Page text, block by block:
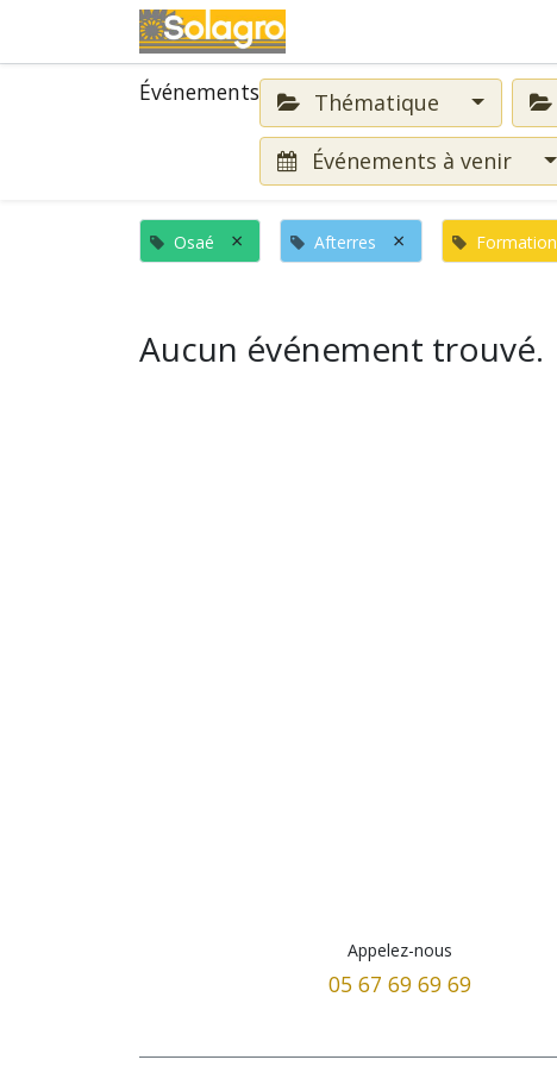
Événements Thématique
Événements à venir
Osaé × Afterres × Formation
Aucun événement trouvé.
Appelez-nous
05 67 69 69 69